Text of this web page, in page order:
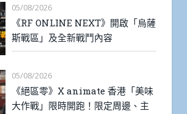
05/08/2026
《RF ONLINE NEXT》開啟「烏薩
斯戰區」及全新戰鬥內容
05/08/2026
《絕區零》X animate 香港「美味
大作戰」限時開跑！限定周邊、主